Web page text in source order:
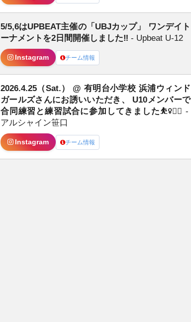
5/5,6はUPBEAT主催の「UBJカップ」 ワンデイト
ーナメントを2日間開催しました‼️ - Upbeat U-12
Instagram チーム情報
2026.4.25（Sat.） @ 有明台小学校 浜浦ウィンド
ガールズさんにお誘いいただき、 U10メンバーで
合同練習と練習試合に参加してきました⛹️‍♀️❤️‍🔥 -
アルシャイン笹口
Instagram チーム情報